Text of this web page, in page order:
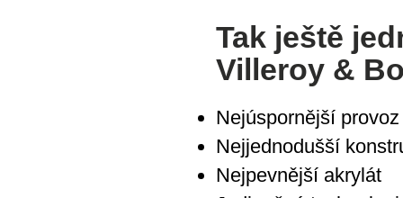
Tak ještě
Villeroy &
Nejúspornější provoz
Nejjednodušší
Nejpevnější akrylát